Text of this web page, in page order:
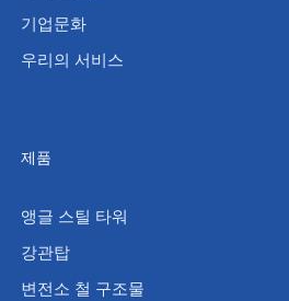
기업문화
우리의 서비스
제품
앵글 스틸 타워
강관탑
변전소 철 구조물